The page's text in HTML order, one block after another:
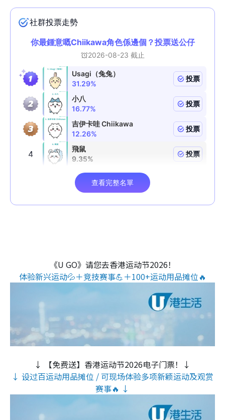
《U GO》请您去香港运动节2026！
体验新兴运动💦＋竞技赛事💪＋100+运动用品摊位🔥
↓ 【免费送】香港运动节2026电子门票！↓
↓ 设过百运动用品摊位 / 可现场体验多项新颖运动及观赏
赛事🔥 ↓